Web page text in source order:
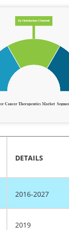
DETAILS
2016-2027
2019